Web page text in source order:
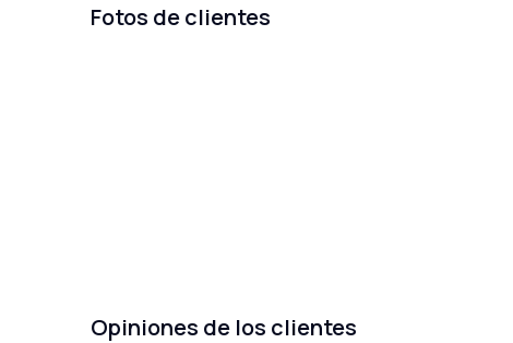
Fotos de clientes
Opiniones de los clientes